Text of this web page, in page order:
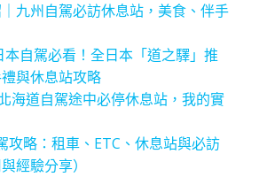
九州自駕必訪休息站，美食、伴手
本自駕必看！全日本「道之驛」推
與休息站攻略
海道自駕途中必停休息站，我的實
攻略：租車、ETC、休息站與必訪
經驗分享）